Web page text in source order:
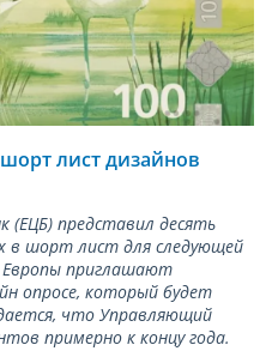
лист дизайнов
(ЕЦБ) представил десять
в шорт лист для следующей
Европы приглашают
опросе, который будет
что Управляющий
примерно к концу года.